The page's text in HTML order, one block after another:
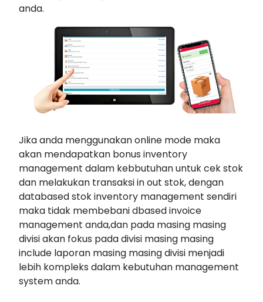
anda.
Jika anda menggunakan online mode maka
akan mendapatkan bonus inventory
management dalam kebbutuhan untuk cek stok
dan melakukan transaksi in out stok, dengan
databased stok inventory management sendiri
maka tidak membebani dbased invoice
management anda,dan pada masing masing
divisi akan fokus pada divisi masing masing
include laporan masing masing divisi menjadi
lebih kompleks dalam kebutuhan management
system anda.